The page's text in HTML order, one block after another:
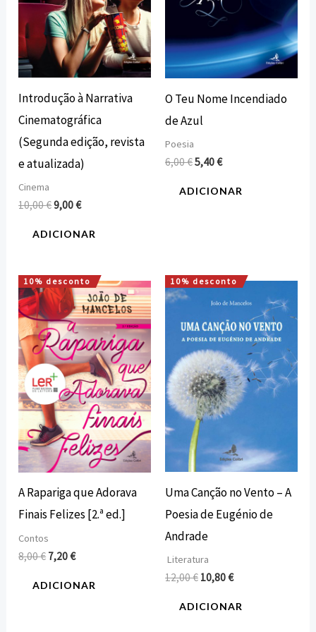
Introdução à Narrativa
Cinematográfica
(Segunda edição, revista
e atualizada)
Cinema
10,00€9,00€
ADICIONAR
O Teu Nome Incendiado
de Azul
Poesia
6,00€5,40€
ADICIONAR
10% desconto
A Rapariga que Adorava
Finais Felizes [2.ª ed.]
Contos
8,00€
O
preço
original
era:
8,00 €.
7,20€
O
preço
atual
é:
7,20 €.
ADICIONAR
10% desconto
Uma Canção no Vento – A
Poesia de Eugénio de
Andrade
Literatura
12,00€
O
preço
era:
12,00 €.
10,80€
O
preço
atual
é:
10,80 €.
ADICIONAR